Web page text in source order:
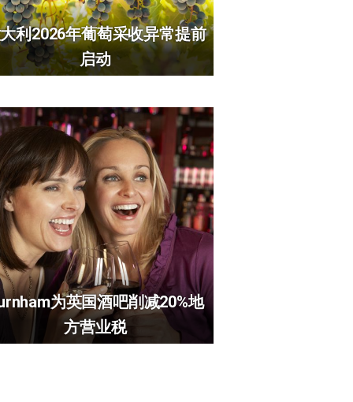
利2026年葡萄采收异常提前
启动
为英国酒吧削减20%地
方营业税